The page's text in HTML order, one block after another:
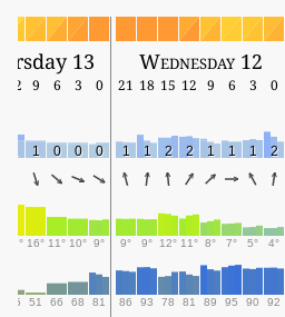
Wednesday 12
13
0
3
6
9
12
15
18
21
0
3
6
9
12
2
1
1
1
2
2
1
1
0
0
0
1
4°
5°
7°
8°
11°
12°
9°
9°
9°
10°
11°
16°
17°
92
90
95
89
81
78
93
86
81
68
66
51
55